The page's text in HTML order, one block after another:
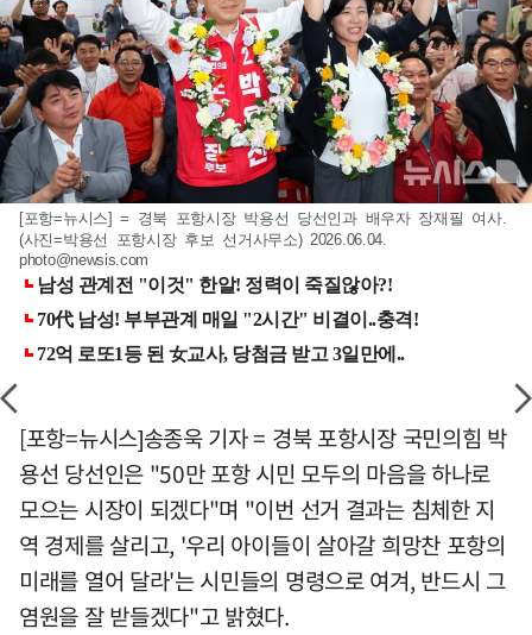
[포항=뉴시스] = 경북 포항시장 박용선 당선인과 배우자 장재필 여사.
(사진=박용선 포항시장 후보 선거사무소) 2026.06.04.
photo@newsis.com
[포항=뉴시스]송종욱 기자 = 경북 포항시장 국민의힘 박
용선 당선인은 "50만 포항 시민 모두의 마음을 하나로
모으는 시장이 되겠다"며 "이번 선거 결과는 침체한 지
역 경제를 살리고, '우리 아이들이 살아갈 희망찬 포항의
미래를 열어 달라'는 시민들의 명령으로 여겨, 반드시 그
염원을 잘 받들겠다"고 밝혔다.